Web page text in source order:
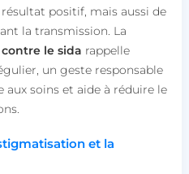
positif, mais aussi de
la transmission. La
le sida rappelle
un geste responsable
soins et aide à réduire le
et la